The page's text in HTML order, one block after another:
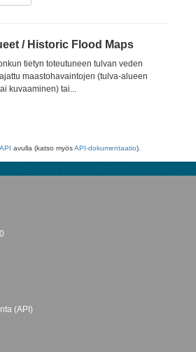
/ Historic Flood Maps
tietyn toteutuneen tulvan veden
maastohavaintojen (tulva-alueen
kuvaaminen) tai...
API avulla (katso myösAPI-dokumentaatio).
(API)